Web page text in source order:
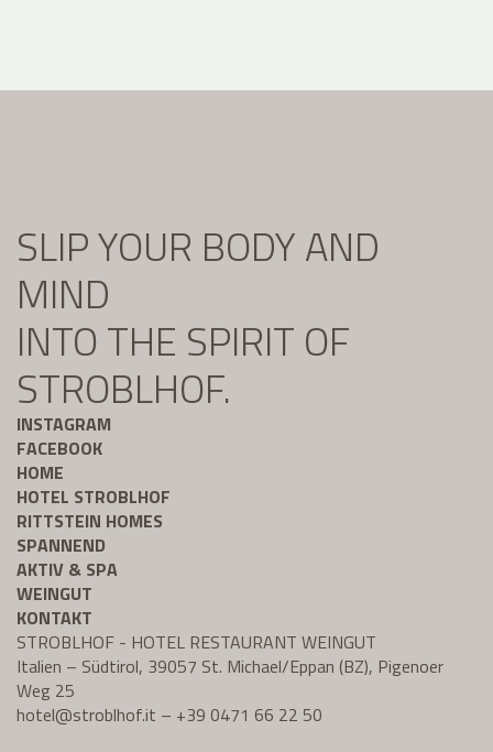
SLIP YOUR BODY AND
MIND
INTO THE SPIRIT OF
STROBLHOF.
INSTAGRAM
FACEBOOK
HOME
HOTEL STROBLHOF
RITTSTEIN HOMES
SPANNEND
AKTIV & SPA
WEINGUT
KONTAKT
STROBLHOF - HOTEL RESTAURANT WEINGUT
Italien – Südtirol, 39057 St. Michael/Eppan (BZ), Pigenoer
Weg 25
hotel@stroblhof.it – +39 0471 66 22 50